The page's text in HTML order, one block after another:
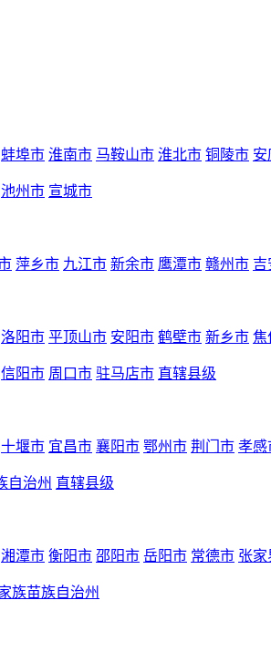
蚌埠市 淮南市 马鞍山市 淮北市 铜陵市 安
池州市 宣城市
萍乡市 九江市 新余市 鹰潭市 赣州市 吉
洛阳市 平顶山市 安阳市 鹤壁市 新乡市 焦
信阳市 周口市 驻马店市 直辖县级
十堰市 宜昌市 襄阳市 鄂州市 荆门市 孝感
自治州 直辖县级
湘潭市 衡阳市 邵阳市 岳阳市 常德市 张家
族苗族自治州